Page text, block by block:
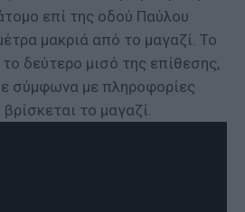
επί της οδού Παύλου
μακριά από το μαγαζί. Το
δεύτερο μισό της επίθεσης,
σύμφωνα με πληροφορίες
το μαγαζί.